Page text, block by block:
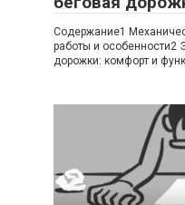
Содержание1
работы и особенности2
дорожки: комфорт и